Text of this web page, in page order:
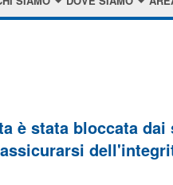
è stata bloccata